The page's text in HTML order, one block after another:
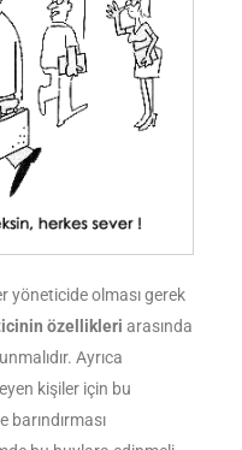
yöneticide olması gerek
özellikleri arasında
Ayrıca
kişiler için bu